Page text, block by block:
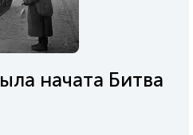
начата Битва